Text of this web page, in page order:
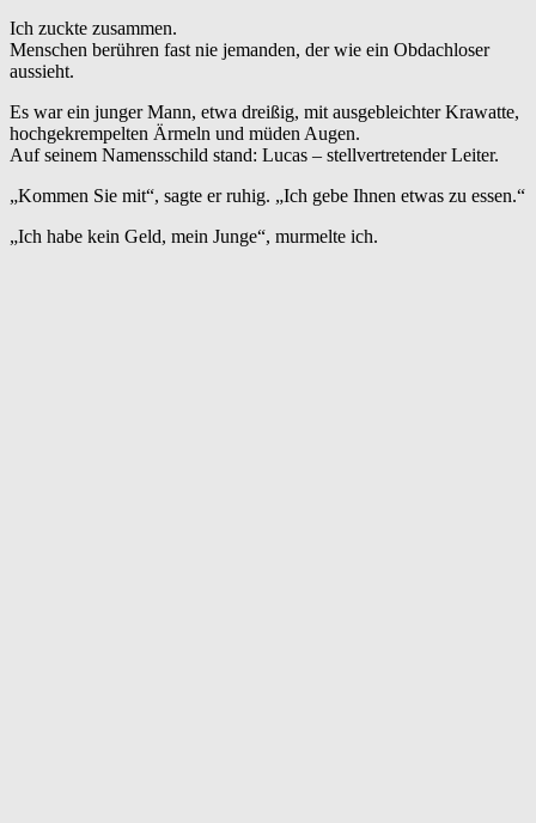
Ich zuckte zusammen.
Menschen berühren fast nie jemanden, der wie ein Obdachloser
aussieht.
Es war ein junger Mann, etwa dreißig, mit ausgebleichter Krawatte,
hochgekrempelten Ärmeln und müden Augen.
Auf seinem Namensschild stand: Lucas – stellvertretender Leiter.
„Kommen Sie mit“, sagte er ruhig. „Ich gebe Ihnen etwas zu essen.“
„Ich habe kein Geld, mein Junge“, murmelte ich.